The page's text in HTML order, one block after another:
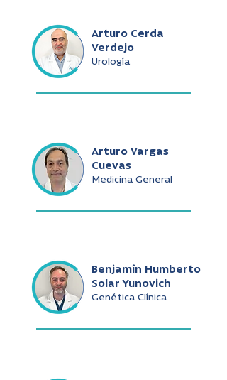
Arturo Cerda
Verdejo
Urología
Arturo Vargas
Cuevas
Medicina General
Benjamín Humberto
Solar Yunovich
Genética Clínica